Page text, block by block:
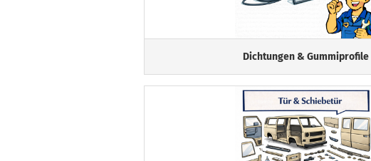
Dichtungen & Gummiprofile